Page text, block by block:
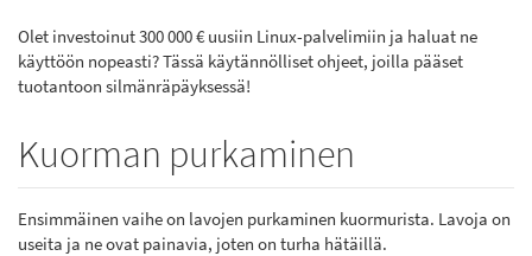
Olet investoinut 300 000 € uusiin Linux-palvelimiin ja haluat ne
käyttöön nopeasti? Tässä käytännölliset ohjeet, joilla pääset
tuotantoon silmänräpäyksessä!
Kuorman purkaminen
Ensimmäinen vaihe on lavojen purkaminen kuormurista. Lavoja on
useita ja ne ovat painavia, joten on turha hätäillä.